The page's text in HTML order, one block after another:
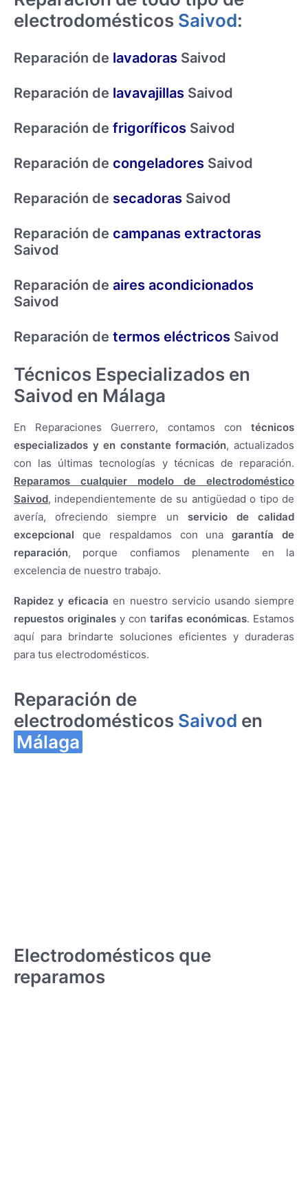
electrodomésticos Saivod:
Reparación de lavadoras Saivod
Reparación de lavavajillas Saivod
Reparación de frigoríficos Saivod
Reparación de congeladores Saivod
Reparación de secadoras Saivod
Reparación de campanas extractoras
Saivod
Reparación de aires acondicionados
Saivod
Reparación de termos eléctricos Saivod
Técnicos Especializados en
Saivod en Málaga
En Reparaciones Guerrero, contamos con técnicos
especializados y en constante formación, actualizados
con las últimas tecnologías y técnicas de reparación.
Reparamos cualquier modelo de electrodoméstico
Saivod, independientemente de su antigüedad o tipo de
avería, ofreciendo siempre un servicio de calidad
excepcional que respaldamos con unagarantía de
reparación, porque confiamos plenamente en la
excelencia de nuestro trabajo.
Rapidez y eficacia en nuestro servicio usando siempre
repuestos originales y con tarifas económicas. Estamos
aquí para brindarte soluciones eficientes y duraderas
para tus electrodomésticos.
Reparación de
electrodomésticos Saivod en
Málaga
Electrodomésticos que
reparamos